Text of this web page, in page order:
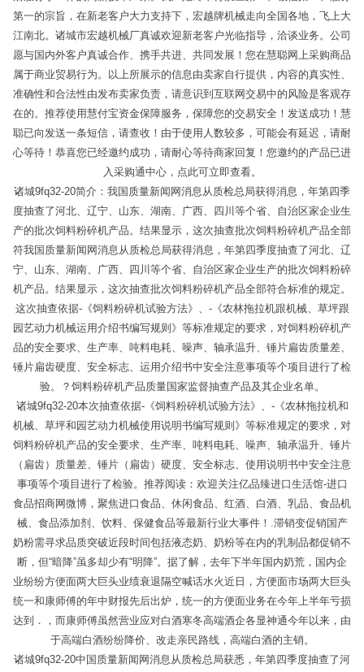
第一的宗旨，在新老客户大力支持下，宏越牌机械走向全国各地，飞上大
江南北。诸城市宏越机械厂真诚欢迎新老客户光临指导，洽谈业务。公司
愿与国内外客户真诚合作、携手共进、共同发展！您在慧聪网上采购商品
属于商业贸易行为。以上所展示的信息由卖家自行提供，内容的真实性、
准确性和合法性由发布卖家负责，请意识到互联网交易中的风险是客观存
在的。推荐使用慧付宝资金保障服务，保障您的交易安全！发送成功！慧
聪已向发送一条短信，请查收！由于使用人数较多，可能会有延迟，请耐
心等待！恭喜您已经邀约成功，请耐心等待商家回复！您邀约的产品已进
入采购通中心，点此可立即查看。
诸城9fq32-20简介：我国质量新闻网消息从质检总局获得消息，年第四季
度抽查了河北、辽宁、山东、湖南、广西、四川等个省、自治区家企业生
产的批次饲料粉碎机产品。结果显示，这次抽查批次饲料粉碎机产品全部
符我国质量新闻网消息从质检总局获得消息，年第四季度抽查了河北、辽
宁、山东、湖南、广西、四川等个省、自治区家企业生产的批次饲料粉碎
机产品。结果显示，这次抽查批次饲料粉碎机产品全部符合标准的规定。
这次抽查依据-《饲料粉碎机试验方法》、-《农林拖拉机跟机械、草坪跟
园艺动力机械运用介绍书编写规则》等标准规定的要求，对饲料粉碎机产
品的安全要求、生产率、吨料电耗、噪声、轴承温升、锤片扁齿质量差、
锤片扁齿硬度、安全标志、运用介绍书中安全注意事项等个项目进行了检
验。？饲料粉碎机产品质量国家监督抽查产品及其企业名单。
诸城9fq32-20本次抽查依据-《饲料粉碎机试验方法》、-《农林拖拉机和
机械、草坪和园艺动力机械使用说明书编写规则》等标准规定的要求，对
饲料粉碎机产品的安全要求、生产率、吨料电耗、噪声、轴承温升、锤片
（扁齿）质量差、锤片（扁齿）硬度、安全标志、使用说明书中安全注意
事项等个项目进行了检验。推荐阅读：欢迎关注亿品臻进口生活馆-进口
食品招商网微博，聚焦进口食品、休闲食品、红酒、白酒、乳品、食品机
械、食品添加剂、饮料、保健食品等最新行业大事件！.滞销变促销国产
奶粉需寻求品质突破近段时间包括液态奶、奶粉等在内的乳制品都促销不
断，但“暗降”虽多却少有“明降”。据了解，去年下半年国内奶荒，国内企
业纷纷方便面两大巨头业绩衰退隔空喊话水火近日，方便面市场两大巨头
统一和康师傅的年中财报先后出炉，统一的方便面业务在今年上半年亏损
达到．，而康师傅虽然营业应对白酒寒冬高端酒企各显神通今年以来，由
于高端白酒纷纷降价、改走亲民路线，高端白酒的主销。
诸城9fq32-20中国质量新闻网消息从质检总局获悉，年第四季度抽查了河